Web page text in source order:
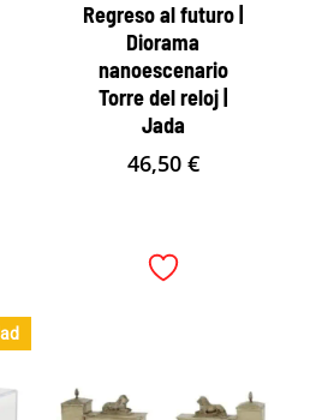
Regreso al futuro |
Diorama
nanoescenario
Torre del reloj |
Jada
46,50 €